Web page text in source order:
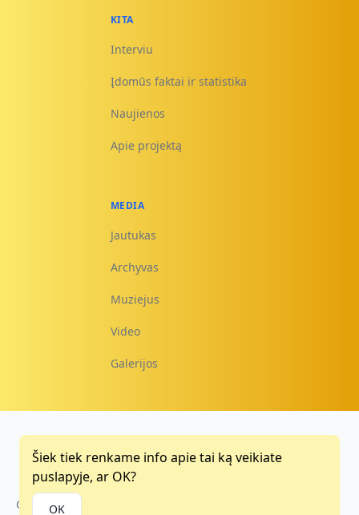
Šiek tiek renkame info apie tai ką veikiate
puslapyje, ar OK?
OK
KITA
Interviu
Įdomūs faktai ir statistika
Naujienos
Apie projektą
MEDIA
Jautukas
Archyvas
Muziejus
Video
Galerijos
FacebookInstagramYoutube
Copyright © 2015 - 2026